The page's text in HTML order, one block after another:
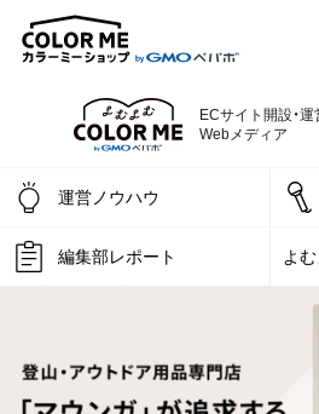
よむよむカラ
ECサイト開設・運
Webメディア
運営ノウハウ
編集部レポート よ